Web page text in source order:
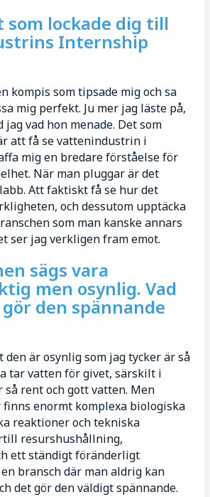
som lockade dig till
Internship
kompis som tipsade mig och sa
mig perfekt. Ju mer jag läste på,
vad hon menade. Det som
att få se vattenindustrin i
mig en bredare förståelse för
När man pluggar är det
Att faktiskt få se hur det
och dessutom upptäcka
som man kanske annars
ser jag verkligen fram emot.
sägs vara
men osynlig. Vad
den spännande
är osynlig som jag tycker är så
tar vatten för givet, särskilt i
så rent och gott vatten. Men
enormt komplexa biologiska
reaktioner och tekniska
resurshushållning,
ett ständigt föränderligt
bransch där man aldrig kan
det gör den väldigt spännande.